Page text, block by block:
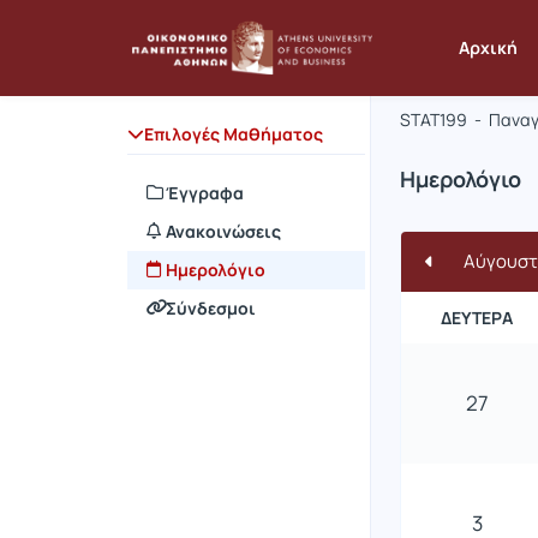
Αρχική
Επιλογές Μαθήματος
Έγγραφα
Ανακοινώσεις
Ημερολόγιο
Σύνδεσμοι
Μάθημα :
Κωδικός :
STAT199 -
Ημερολόγιο
ΔΕΥΤΈΡΑ
27
3